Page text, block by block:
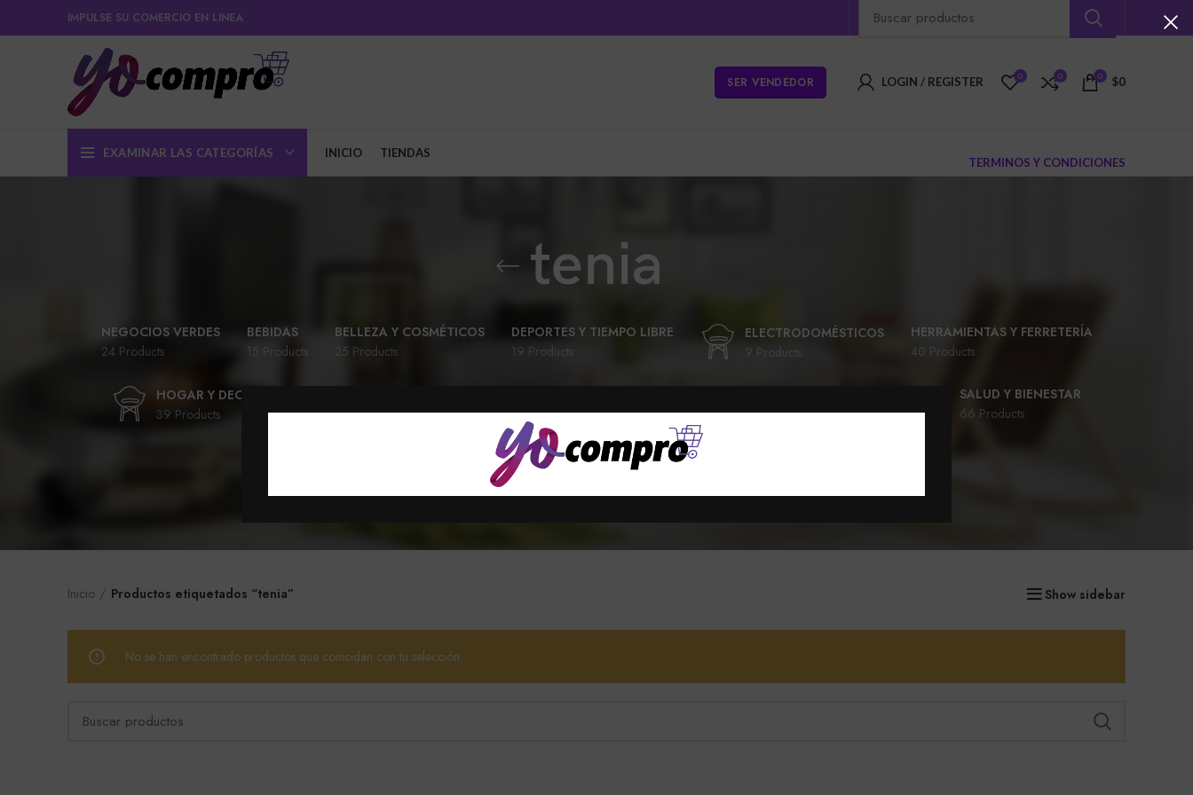
IMPULSE SU COMERCIO EN LINEA
SER VENDEDOR LOGIN / REGISTER 0 0 0 $0
EXAMINAR LAS CATEGORÍAS INICIO TIENDAS
TERMINOS Y CONDICIONES
tenia
NEGOCIOS VERDES
24 Products
BEBIDAS
15 Products
BELLEZA Y COSMÉTICOS
25 Products
DEPORTES Y TIEMPO LIBRE
19 Products
ELECTRODOMÉSTICOS
9 Products
HERRAMIENTAS Y FERRETERÍA
40 Products
HOGAR Y DECORACIÓN
39 Products
9 Products
4 Products
2 Products
77 Products
SALUD Y BIENESTAR
66 Products
TECNOLOGÍA Y MAS
58 Products
VEHÍCULOS
28 Products
UNCATEGORIZED
Inicio Productos etiquetados “tenia” Show sidebar
No se han encontrado productos que coincidan con tu selección.